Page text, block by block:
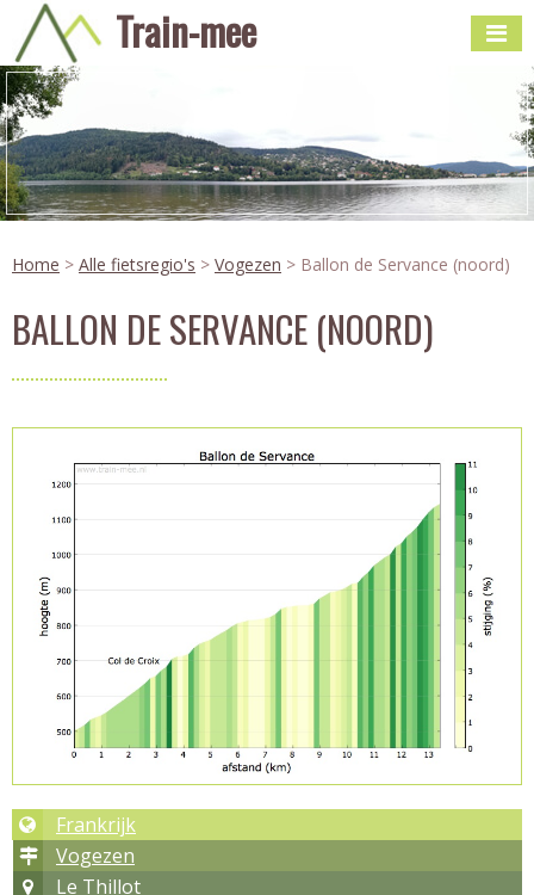
Train-mee
Home > Alle fietsregio's > Vogezen > Ballon de Servance (noord)
BALLON DE SERVANCE (NOORD)
Frankrijk
Vogezen
Le Thillot